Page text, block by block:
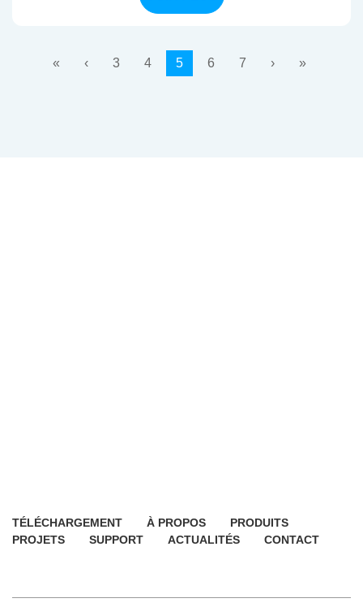
« ‹ 3 4 5 6 7 › »
TÉLÉCHARGEMENT À PROPOS
PRODUITS
PROJETS
SUPPORT ACTUALITÉS CONTACT